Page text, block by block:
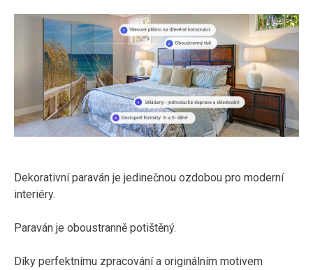
Dekorativní paraván je jedinečnou ozdobou pro moderní
interiéry.
Paraván je oboustranně potištěný.
Díky perfektnímu zpracování a originálním motivem